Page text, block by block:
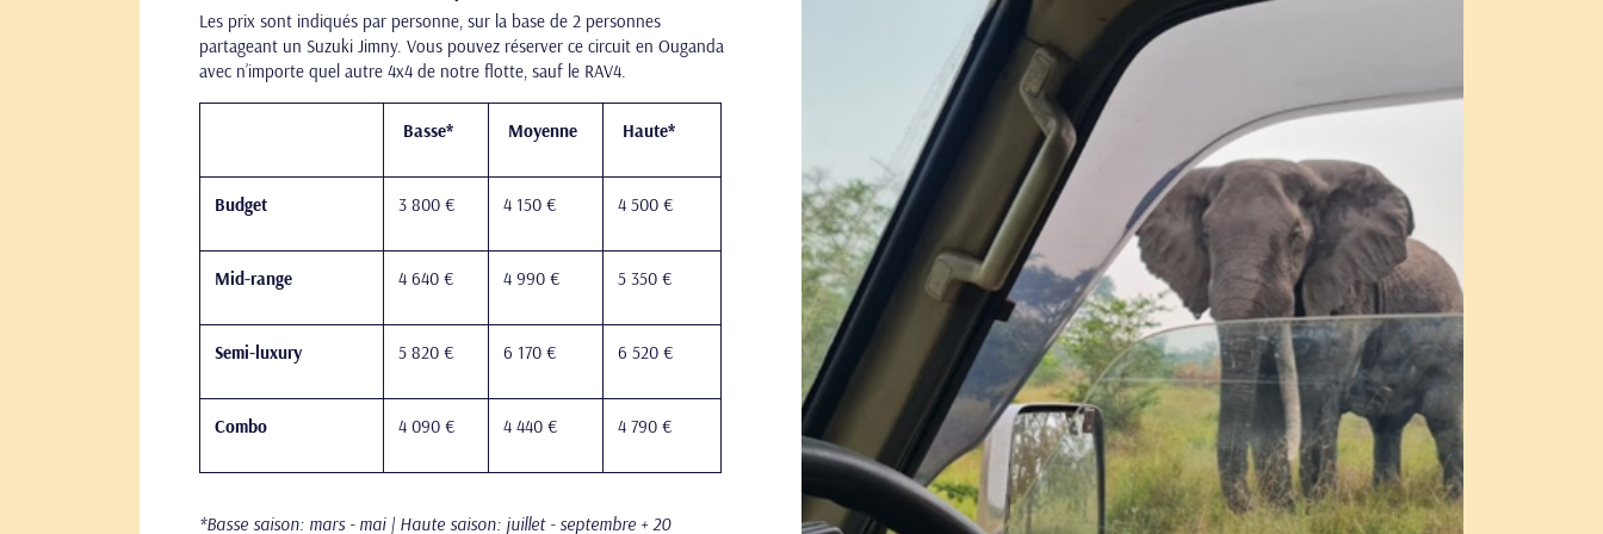
Les prix sont indiqués par personne, sur la base de 2 personnes
partageant un Suzuki Jimny. Vous pouvez réserver ce circuit en Ouganda
avec n’importe quel autre 4x4 de notre flotte, sauf le RAV4.
Basse* Moyenne Haute*
Budget 3 800 € 4 150 € 4 500 €
Mid-range 4 640 € 4 990 € 5 350 €
Semi-luxury 5 820 € 6 170 € 6 520 €
Combo 4 090 € 4 440 € 4 790 €
*Basse saison: mars - mai | Haute saison: juillet - septembre + 20